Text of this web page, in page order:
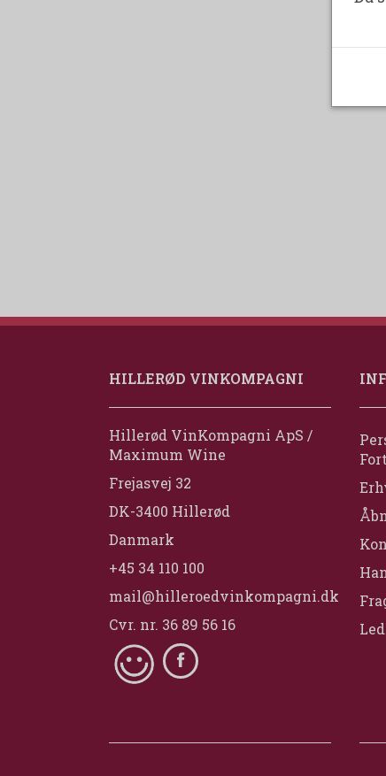
HILLERØD VINKOMPAGNI
Hillerød VinKompagni ApS /
Maximum Wine
Frejasvej 32
DK-3400 Hillerød
Danmark
+45 34 110 100
mail@hilleroedvinkompagni.dk
Cvr. nr. 36 89 56 16